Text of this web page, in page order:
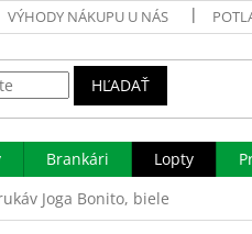
VÝHODY NÁKUPU U NÁS
HĽADAŤ
Brankári Lopty
Joga Bonito, biele